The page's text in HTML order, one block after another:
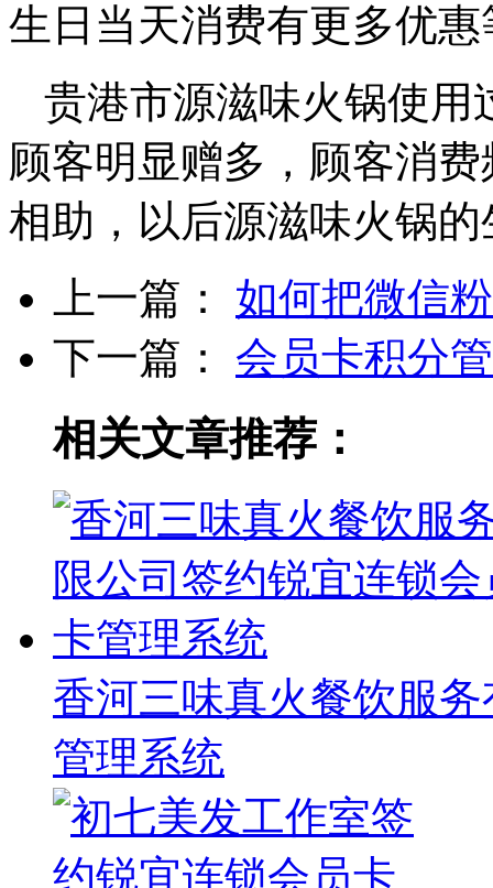
生日当天消费有更多优惠
贵港市源滋味火锅使用
顾客明显赠多，顾客消
相助，以后源滋味火锅
上一篇： 如何把微信
下一篇： 会员卡积分
相关文章推荐：
香河三味真火餐饮服
管理系统